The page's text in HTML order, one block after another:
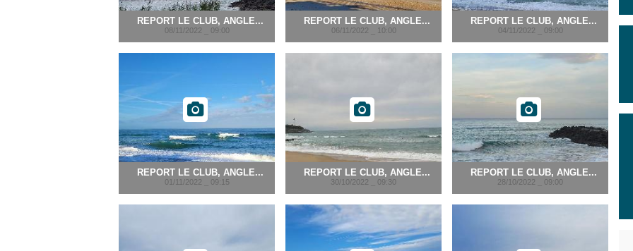
REPORT LE CLUB, ANGLE...
08/11/2022 _ 09:00
REPORT LE CLUB, ANGLE...
06/11/2022 _ 10:00
REPORT LE CLUB, ANGLE...
04/11/2022 _ 09:00
REPORT LE CLUB, ANGLE...
01/11/2022 _ 09:15
REPORT LE CLUB, ANGLE...
30/10/2022 _ 09:30
REPORT LE CLUB, ANGLE...
28/10/2022 _ 09:00